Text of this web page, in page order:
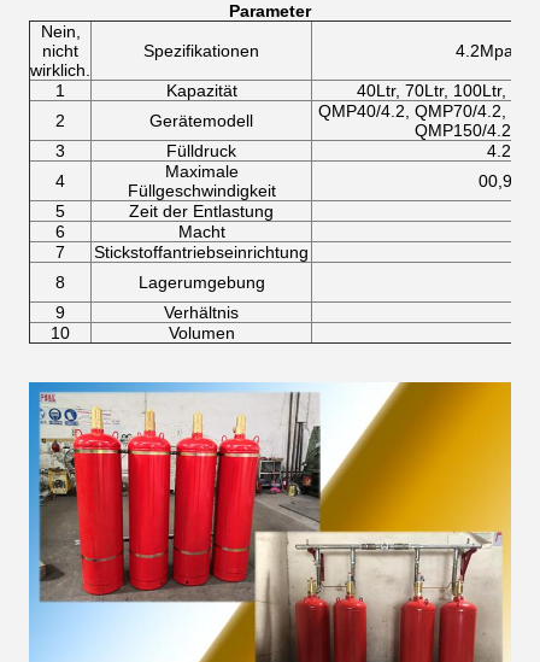
Parameter
Nein,
nicht
wirklich.
Spezifikationen 4.2Mpa-
1 Kapazität
40Ltr, 70Ltr, 100Ltr,
2
Gerätemodell
QMP40/4.2, QMP70/4.2,
QMP150/4.2,
3
Fülldruck
4
Maximale
Füllgeschwindigkeit
00,95
5
Zeit der Entlastung
6
Macht
7
Stickstoffantriebseinrichtung
8
Lagerumgebung
9
Verhältnis
10
Volumen